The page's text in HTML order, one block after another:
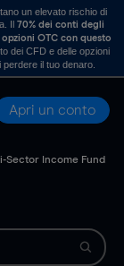
un elevato rischio di
Il70% dei conti degli
OTC con questo
dei CFD e delle opzioni
il tuo denaro.
Apri un conto
Sector Income Fund